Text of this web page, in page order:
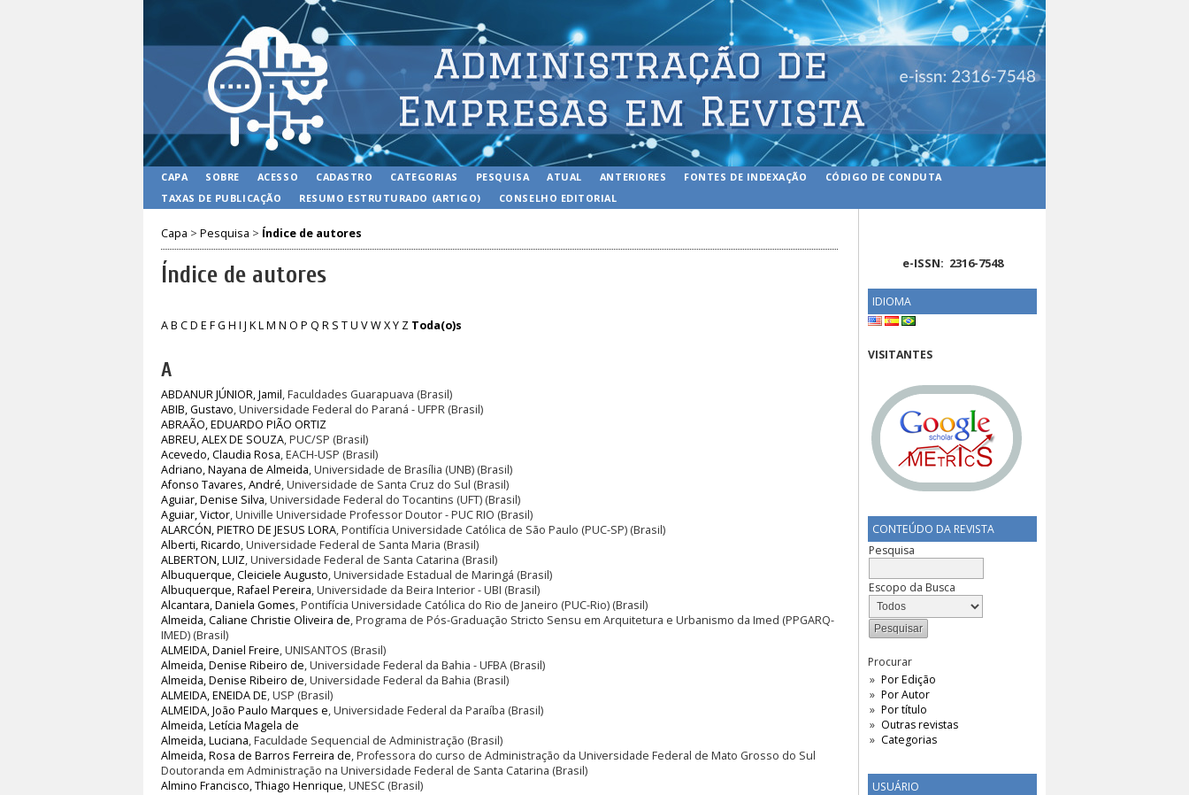
e-ISSN: 2316-7548
IDIOMA
VISITANTES
CONTEÚDO DA REVISTA
Pesquisa
Escopo da Busca
Procurar
Por Edição
Por Autor
Por título
Outras revistas
Categorias
USUÁRIO
CAPA SOBRE ACESSO CADASTRO CATEGORIAS PESQUISA ATUAL ANTERIORES FONTES DE INDEXAÇÃO
CÓDIGO DE CONDUTA
TAXAS DE PUBLICAÇÃO
RESUMO ESTRUTURADO (ARTIGO) CONSELHO EDITORIAL
Capa > Pesquisa > Índice de autores
Índice de autores
AB CD E FG H I J KLM N O P Q R S TU VWXY Z Toda(o)s
A
ABDANUR JÚNIOR, Jamil, Faculdades Guarapuava (Brasil)
ABIB, Gustavo, Universidade Federal do Paraná - UFPR (Brasil)
ABRAÃO, EDUARDO PIÃO ORTIZ
ABREU, ALEX DE SOUZA, PUC/SP (Brasil)
Acevedo, Claudia Rosa, EACH-USP (Brasil)
Adriano, Nayana de Almeida, Universidade de Brasília (UNB) (Brasil)
Afonso Tavares, André, Universidade de Santa Cruz do Sul (Brasil)
Aguiar, Denise Silva, Universidade Federal do Tocantins (UFT) (Brasil)
Aguiar, Victor, Univille Universidade Professor Doutor - PUC RIO (Brasil)
ALARCÓN, PIETRO DE JESUS LORA, Pontifícia Universidade Católica de São Paulo (PUC-SP) (Brasil)
Alberti, Ricardo, Universidade Federal de Santa Maria (Brasil)
ALBERTON, LUIZ, Universidade Federal de Santa Catarina (Brasil)
Albuquerque, Cleiciele Augusto, Universidade Estadual de Maringá (Brasil)
Albuquerque, Rafael Pereira, Universidade da Beira Interior - UBI (Brasil)
Alcantara, Daniela Gomes, Pontifícia Universidade Católica do Rio de Janeiro (PUC-Rio) (Brasil)
Almeida, Caliane Christie Oliveira de, Programa de Pós-Graduação Stricto Sensu em Arquitetura e Urbanismo da Imed (PPGARQ-
IMED) (Brasil)
ALMEIDA, Daniel Freire, UNISANTOS (Brasil)
Almeida, Denise Ribeiro de, Universidade Federal da Bahia - UFBA (Brasil)
Almeida, Denise Ribeiro de, Universidade Federal da Bahia (Brasil)
ALMEIDA, ENEIDA DE, USP (Brasil)
ALMEIDA, João Paulo Marques e, Universidade Federal da Paraíba (Brasil)
Almeida, Letícia Magela de
Almeida, Luciana, Faculdade Sequencial de Administração (Brasil)
Almeida, Rosa de Barros Ferreira de, Professora do curso de Administração da Universidade Federal de Mato Grosso do Sul
Doutoranda em Administração na Universidade Federal de Santa Catarina (Brasil)
Almino Francisco, Thiago Henrique, UNESC (Brasil)